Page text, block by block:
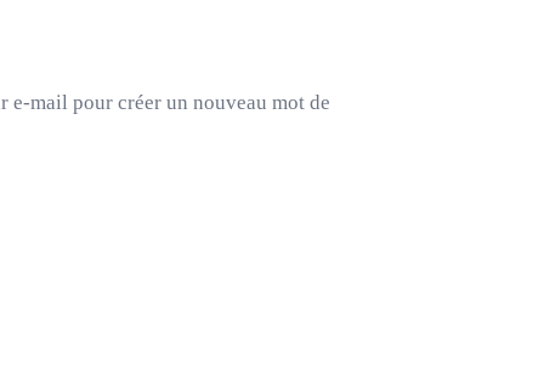
e-mail pour créer un nouveau mot de